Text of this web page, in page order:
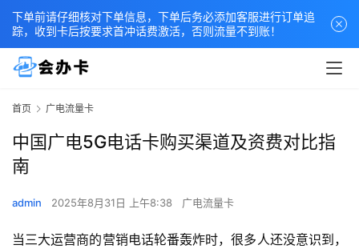
首页 广电流量卡
中国广电5G电话卡购买渠道及资费对比指
南
admin 2025年8月31日 上午8:38 广电流量卡
当三大运营商的营销电话轮番轰炸时，很多人还没意识到，
下单前请仔细核对下单信息，下单后务必添加客服进行订单追
踪，收到卡后按要求首冲话费激活，否则流量不到账！